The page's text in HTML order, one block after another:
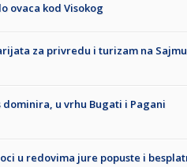
ovaca kod Visokog
za privredu i turizam na
dominira, u vrhu Bugati i Pagani
u redovima jure popuste i